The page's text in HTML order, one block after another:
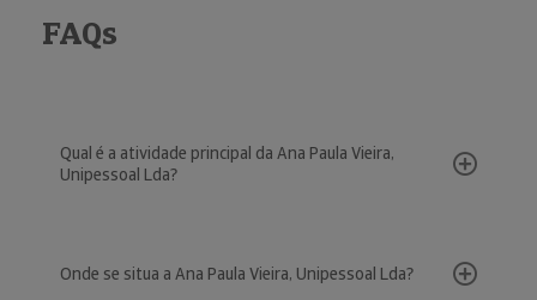
FAQs
Qual é a atividade principal da Ana Paula Vieira,
Unipessoal Lda?
Onde se situa a Ana Paula Vieira, Unipessoal Lda?